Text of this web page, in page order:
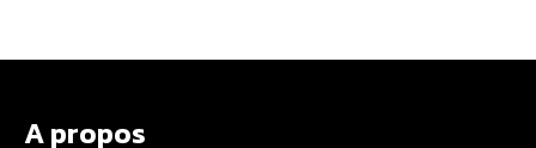
A propos